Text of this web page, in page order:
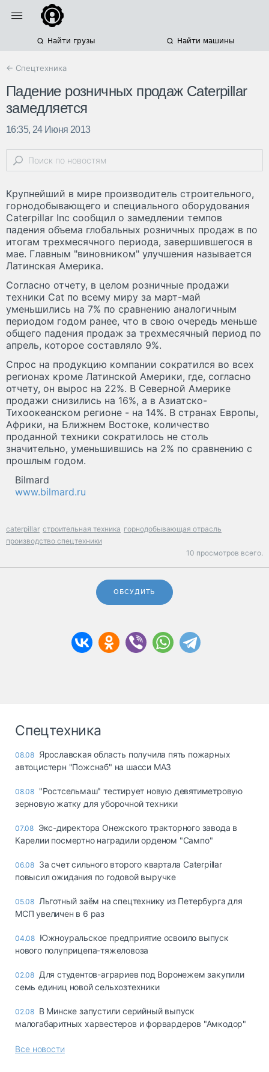
Найти грузы Найти машины
← Спецтехника
Падение розничных продаж Caterpillar
замедляется
16:35, 24 Июня 2013
Крупнейший в мире производитель строительного,
горнодобывающего и специального оборудования
Caterpillar Inc сообщил о замедлении темпов
падения объема глобальных розничных продаж в по
итогам трехмесячного периода, завершившегося в
мае. Главным "виновником" улучшения называется
Латинская Америка.
Согласно отчету, в целом розничные продажи
техники Cat по всему миру за март-май
уменьшились на 7% по сравнению аналогичным
периодом годом ранее, что в свою очередь меньше
общего падения продаж за трехмесячный период по
апрель, которое составляло 9%.
Спрос на продукцию компании сократился во всех
регионах кроме Латинской Америки, где, согласно
отчету, он вырос на 22%. В Северной Америке
продажи снизились на 16%, а в Азиатско-
Тихоокеанском регионе - на 14%. В странах Европы,
Африки, на Ближнем Востоке, количество
проданной техники сократилось не столь
значительно, уменьшившись на 2% по сравнению с
прошлым годом.
Bilmard
www.bilmard.ru
caterpillar строительная техника горнодобывающая отрасль
производство спецтехники
10 просмотров всего.
ОБСУДИТЬ
Спецтехника
08.08 Ярославская область получила пять пожарных
автоцистерн "Пожснаб" на шасси МАЗ
08.08 "Ростсельмаш" тестирует новую девятиметровую
зерновую жатку для уборочной техники
07.08 Экс-директора Онежского тракторного завода в
Карелии посмертно наградили орденом "Сампо"
06.08 За счет сильного второго квартала Caterpillar
повысил ожидания по годовой выручке
05.08 Льготный заём на спецтехнику из Петербурга для
МСП увеличен в 6 раз
04.08 Южноуральское предприятие освоило выпуск
нового полуприцепа-тяжеловоза
02.08 Для студентов-аграриев под Воронежем закупили
семь единиц новой сельхозтехники
02.08 В Минске запустили серийный выпуск
малогабаритных харвестеров и форвардеров "Амкодор"
Все новости